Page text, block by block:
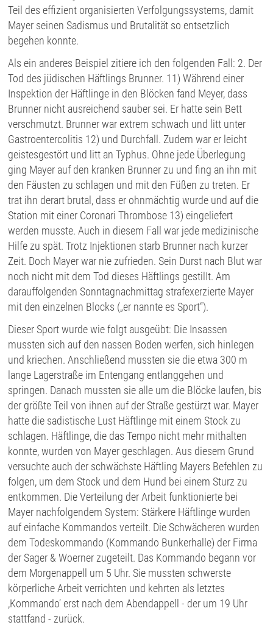
Teil des effizient organisierten Verfolgungssystems, damit
Mayer seinen Sadismus und Brutalität so entsetzlich
begehen konnte.
Als ein anderes Beispiel zitiere ich den folgenden Fall: 2. Der
Tod des jüdischen Häftlings Brunner. 11) Während einer
Inspektion der Häftlinge in den Blöcken fand Meyer, dass
Brunner nicht ausreichend sauber sei. Er hatte sein Bett
verschmutzt. Brunner war extrem schwach und litt unter
Gastroentercolitis 12) und Durchfall. Zudem war er leicht
geistesgestört und litt an Typhus. Ohne jede Überlegung
ging Mayer auf den kranken Brunner zu und fing an ihn mit
den Fäusten zu schlagen und mit den Füßen zu treten. Er
trat ihn derart brutal, dass er ohnmächtig wurde und auf die
Station mit einer Coronari Thrombose 13) eingeliefert
werden musste. Auch in diesem Fall war jede medizinische
Hilfe zu spät. Trotz Injektionen starb Brunner nach kurzer
Zeit. Doch Mayer war nie zufrieden. Sein Durst nach Blut war
noch nicht mit dem Tod dieses Häftlings gestilIt. Am
darauffolgenden Sonntagnachmittag strafexerzierte Mayer
mit den einzelnen Blocks („er nannte es Sport“).
Dieser Sport wurde wie folgt ausgeübt: Die Insassen
mussten sich auf den nassen Boden werfen, sich hinlegen
und kriechen. Anschließend mussten sie die etwa 300 m
lange Lagerstraße im Entengang entlanggehen und
springen. Danach mussten sie alle um die Blöcke laufen, bis
der größte Teil von ihnen auf der Straße gestürzt war. Mayer
hatte die sadistische Lust Häftlinge mit einem Stock zu
schlagen. Häftlinge, die das Tempo nicht mehr mithalten
konnte, wurden von Mayer geschlagen. Aus diesem Grund
versuchte auch der schwächste Häftling Mayers Befehlen zu
folgen, um dem Stock und dem Hund bei einem Sturz zu
entkommen. Die Verteilung der Arbeit funktionierte bei
Mayer nachfolgendem System: Stärkere Häftlinge wurden
auf einfache Kommandos verteilt. Die Schwächeren wurden
dem Todeskommando (Kommando Bunkerhalle) der Firma
der Sager & Woerner zugeteilt. Das Kommando begann vor
dem Morgenappell um 5 Uhr. Sie mussten schwerste
körperliche Arbeit verrichten und kehrten als letztes
,Kommando‘ erst nach dem Abendappell - der um 19 Uhr
stattfand - zurück.